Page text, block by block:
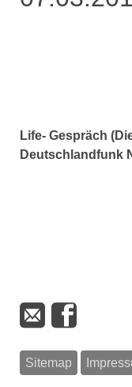
Life- Gespräch
Deutschlandfunk
Sitemap